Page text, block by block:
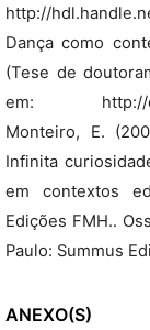
http://
Dança como
(Tese de
em: http://
Monteiro, E.
Infinita
em contextos
Edições FMH..
Paulo: Summus
ANEXO(S)